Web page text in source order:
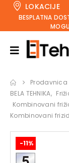
LOKACIJE
BESPLATNA
Prodavnica
BELA TEHNIKA,
Kombinovani
Kombinovani
-11%